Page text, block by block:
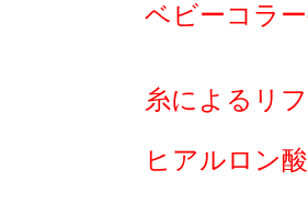
ベビーコラ
糸によるリ
ヒアルロン